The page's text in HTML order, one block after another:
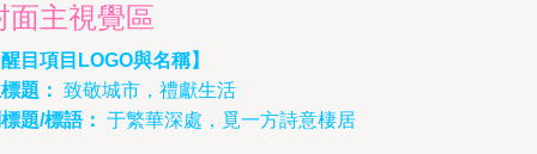
面主視覺區
目項目LOGO與名稱】
題： 致敬城市，禮獻生活
題/標語： 于繁華深處，覓一方詩意棲居